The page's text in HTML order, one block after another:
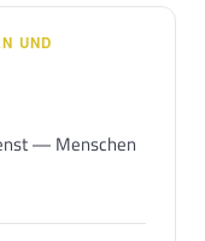
B
— Menschen